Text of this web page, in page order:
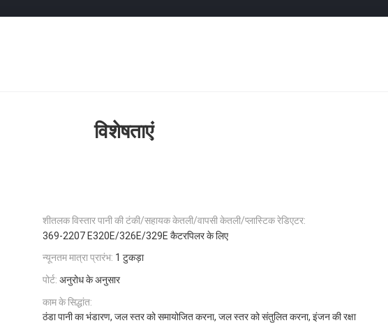
विशेषताएं
शीतलक विस्तार पानी की टंकी/सहायक केतली/वापसी केतली/प्लास्टिक रेडिएटर:
369-2207 E320E/326E/329E कैटरपिलर के लिए
न्यूनतम मात्रा प्रारंभ: 1 टुकड़ा
पोर्ट: अनुरोध के अनुसार
काम के सिद्धांत:
ठंडा पानी का भंडारण, जल स्तर को समायोजित करना, जल स्तर को संतुलित करना, इंजन की रक्षा